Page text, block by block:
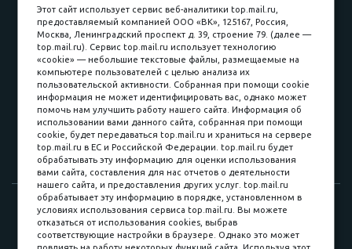
пл. Соляная, 6, стр. 16
8 (3822) 60-70-30
8 (3822) 50-39-09
8 (3822) 22-77-68
8 (3822) 50-48-50
8 (3822) 65-42-10
© 2015-2026. Компания «Мебельный куб».
ИП Саворенко Валерий Александрович. Россия, г. Томск, пл.
Соляная, 6 стр. 16, Цокольный этаж
Этот сайт использует сервис веб-аналитики top.mail.ru,
предоставляемый компанией ООО «ВК», 125167, Россия,
Москва, Ленинградский проспект д. 39, строение 79. (далее —
top.mail.ru). Сервис top.mail.ru использует технологию
«cookie» — небольшие текстовые файлы, размещаемые на
компьютере пользователей с целью анализа их
пользовательской активности. Собранная при помощи cookie
информация не может идентифицировать вас, однако может
помочь нам улучшить работу нашего сайта. Информация об
использовании вами данного сайта, собранная при помощи
cookie, будет передаваться top.mail.ru и храниться на сервере
top.mail.ru в ЕС и Российской Федерации. top.mail.ru будет
обрабатывать эту информацию для оценки использования
вами сайта, составления для нас отчетов о деятельности
нашего сайта, и предоставления других услуг. top.mail.ru
обрабатывает эту информацию в порядке, установленном в
условиях использования сервиса top.mail.ru. Вы можете
отказаться от использования cookies, выбрав
соответствующие настройки в браузере. Однако это может